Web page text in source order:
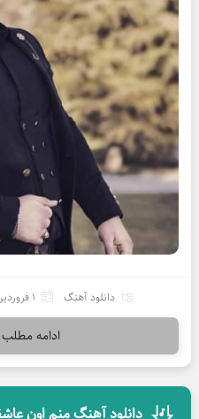
دانلود آهنگ 1 فروردین 1401
ادامه
دانلود آهنگ منم اون